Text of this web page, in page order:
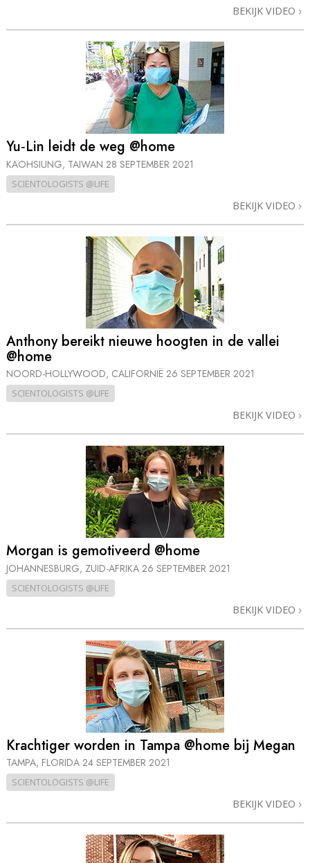
BEKIJK VIDEO
Yu‑Lin leidt de weg @home
KAOHSIUNG, TAIWAN 28 SEPTEMBER 2021
SCIENTOLOGISTS @LIFE
BEKIJK VIDEO
Anthony bereikt nieuwe hoogten in de vallei
@home
NOORD-HOLLYWOOD, CALIFORNIË 26 SEPTEMBER 2021
SCIENTOLOGISTS @LIFE
BEKIJK VIDEO
Morgan is gemotiveerd @home
JOHANNESBURG, ZUID-AFRIKA 26 SEPTEMBER 2021
SCIENTOLOGISTS @LIFE
BEKIJK VIDEO
Krachtiger worden in Tampa @home bij Megan
TAMPA, FLORIDA 24 SEPTEMBER 2021
SCIENTOLOGISTS @LIFE
BEKIJK VIDEO